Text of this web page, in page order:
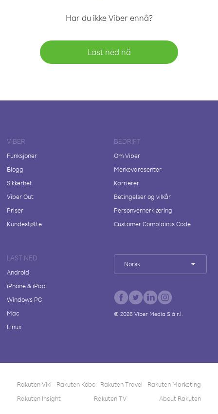
Har du ikke Viber ennå?
Last ned nå
VIBER
Funksjoner
Blogg
Sikkerhet
Viber Out
Priser
Kundestøtte
BEDRIFT
Om Viber
Merkevaresenter
Karrierer
Betingelser og vilkår
Personvernerklæring
Customer Complaints Code
LAST NED
Android
iPhone & iPad
Windows PC
Mac
Linux
Norsk
© 2026Viber Media S.à r.l.
Rakuten Viki Rakuten Kobo Rakuten Travel
Rakuten Marketing
Rakuten Insight
Rakuten TV About Rakuten